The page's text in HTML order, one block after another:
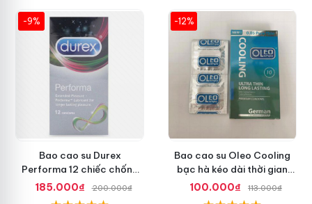
-9%
Bao cao su Durex
Performa 12 chiếc chống
xuất tinh sớm chuẩn Thái
Lan
185.000₫ 200.000₫
-12%
Bao cao su Oleo Cooling
bạc hà kéo dài thời gian
quan hệ an toàn
100.000₫ 113.000₫